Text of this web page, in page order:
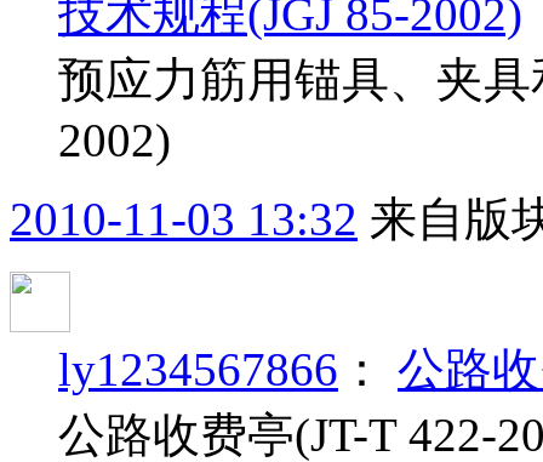
技术规程(JGJ 85-2002)
预应力筋用锚具、夹
2002)
2010-11-03 13:32 来自版
ly1234567866 ： 公路
公路收费亭(JT-T 422-